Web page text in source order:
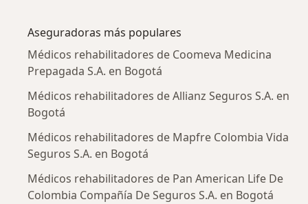
Aseguradoras más populares
Médicos rehabilitadores de Coomeva Medicina
Prepagada S.A. en Bogotá
Médicos rehabilitadores de Allianz Seguros S.A. en
Bogotá
Médicos rehabilitadores de Mapfre Colombia Vida
Seguros S.A. en Bogotá
Médicos rehabilitadores de Pan American Life De
Colombia Compañía De Seguros S.A. en Bogotá